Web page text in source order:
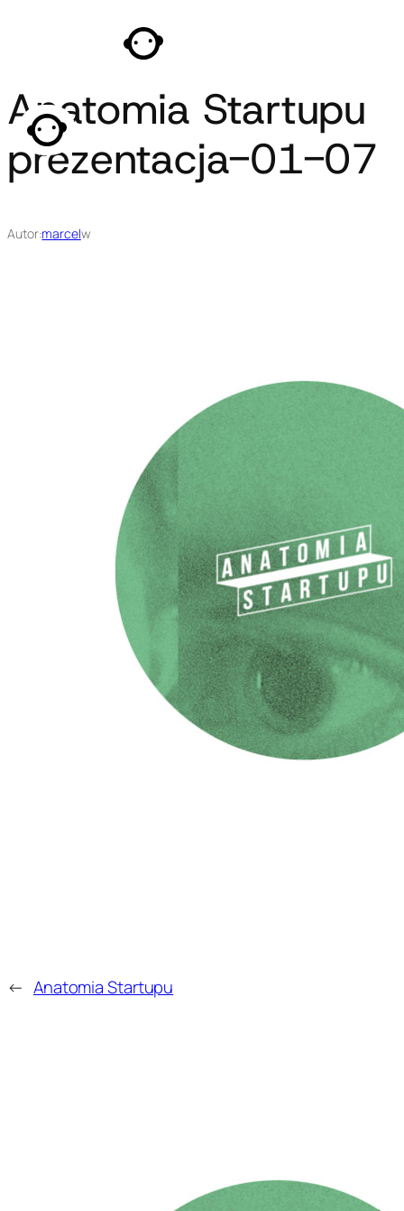
Anatomia Startupu
prezentacja-01-07
Autor:marcelw
← Anatomia Startupu